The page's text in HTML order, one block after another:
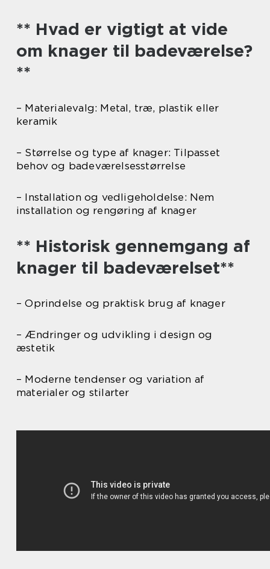
** Hvad er vigtigt at vide
om knager til badeværelse?
**
– Materialevalg: Metal, træ, plastik eller
keramik
– Størrelse og type af knager: Tilpasset
behov og badeværelsesstørrelse
– Installation og vedligeholdelse: Nem
installation og rengøring af knager
** Historisk gennemgang af
knager til badeværelset**
– Oprindelse og praktisk brug af knager
– Ændringer og udvikling i design og
æstetik
– Moderne tendenser og variation af
materialer og stilarter